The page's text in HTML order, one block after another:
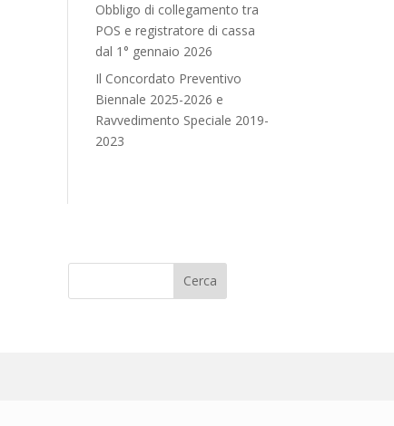
Obbligo di collegamento tra
POS e registratore di cassa
dal 1° gennaio 2026
Il Concordato Preventivo
Biennale 2025-2026 e
Ravvedimento Speciale 2019-
2023